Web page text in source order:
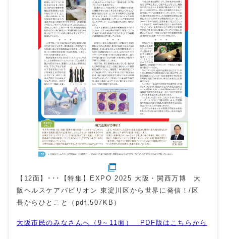
【12面】･･･【特集】EXPO 2025 大阪・関西万博 大
阪ヘルスケアパビリオン 東淀川区から世界に発信！/区
長からひとこと（pdf,507KB）
大阪市民のみなさんへ（9～11面） PDF版はこちらから